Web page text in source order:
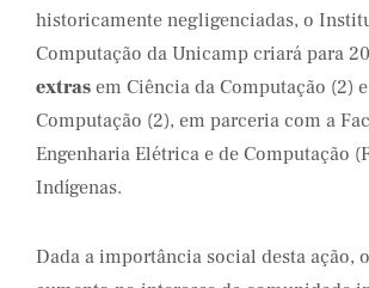
historicamente negligenciadas, o
Computação da Unicamp criará para
extras em Ciência da Computação (2)
Computação (2), em parceria com a
Engenharia Elétrica e de Computação
Indígenas.
Dada a importância social desta ação,